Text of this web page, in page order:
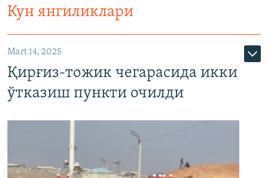
Кун янгиликлари
Mart 14, 2025
Қирғиз-тожик чегарасида икки
ўтказиш пункти очилди